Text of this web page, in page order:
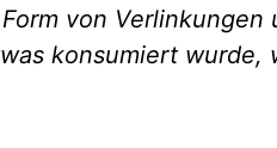
von Verlinkungen
konsumiert wurde,